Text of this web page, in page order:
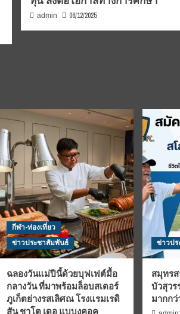
admin 06/12/2025
กีฬา-ท่องเที่ยว
ข่าวประชาสัมพันธ์
ฉลองวันแม่ปีนี้ด้วยบุฟเฟต์มื้อ
กลางวัน ที่มาพร้อมล็อบสเตอร์
ภูเก็ตย่างรสเลิศณ โรงแรมเรดิ
สัน ชาโต เดอ แบบงคอค
ข่าวป
สมุทร
บัวสุวร
มากกว่